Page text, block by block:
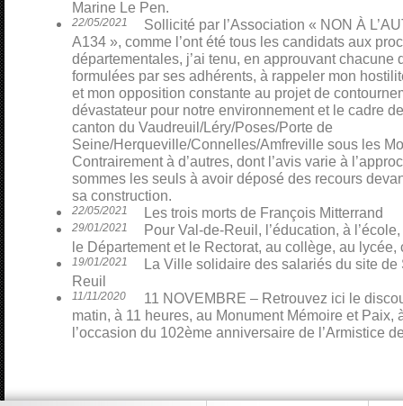
Marine Le Pen.
22/05/2021
Sollicité par l’Association « NON À
A134 », comme l’ont été tous les candidats aux
départementales, j’ai tenu, en approuvant chacune
formulées par ses adhérents, à rappeler mon
et mon opposition constante au projet de
dévastateur pour notre environnement et le cadre
canton du Vaudreuil/Léry/Poses/Porte de
Seine/Herqueville/Connelles/Amfreville sous les
Contrairement à d’autres, dont l’avis varie à
sommes les seuls à avoir déposé des recours
sa construction.
22/05/2021 Les trois morts de François Mitterrand
29/01/2021
Pour Val-de-Reuil, l’éducation, à
le Département et le Rectorat, au collège, au lycée,
19/01/2021
La Ville solidaire des salariés du site de
Reuil
11/11/2020
11 NOVEMBRE – Retrouvez ici le
matin, à 11 heures, au Monument Mémoire et Paix,
l’occasion du 102ème anniversaire de l’Armistice